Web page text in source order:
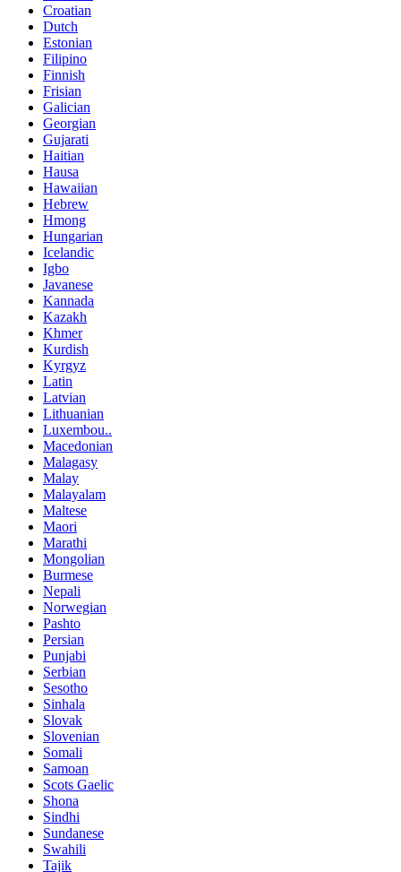
Croatian
Dutch
Estonian
Filipino
Finnish
Frisian
Galician
Georgian
Gujarati
Haitian
Hausa
Hawaiian
Hebrew
Hmong
Hungarian
Icelandic
Igbo
Javanese
Kannada
Kazakh
Khmer
Kurdish
Kyrgyz
Latin
Latvian
Lithuanian
Luxembou..
Macedonian
Malagasy
Malay
Malayalam
Maltese
Maori
Marathi
Mongolian
Burmese
Nepali
Norwegian
Pashto
Persian
Punjabi
Serbian
Sesotho
Sinhala
Slovak
Slovenian
Somali
Samoan
Scots Gaelic
Shona
Sindhi
Sundanese
Swahili
Tajik